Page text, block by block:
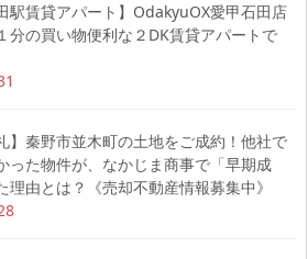
駅賃貸アパート】OdakyuOX愛甲石田店
分の買い物便利な２DK賃貸アパートで
】秦野市並木町の土地をご成約！他社で
った物件が、なかじま商事で「早期成
理由とは？《売却不動産情報募集中》